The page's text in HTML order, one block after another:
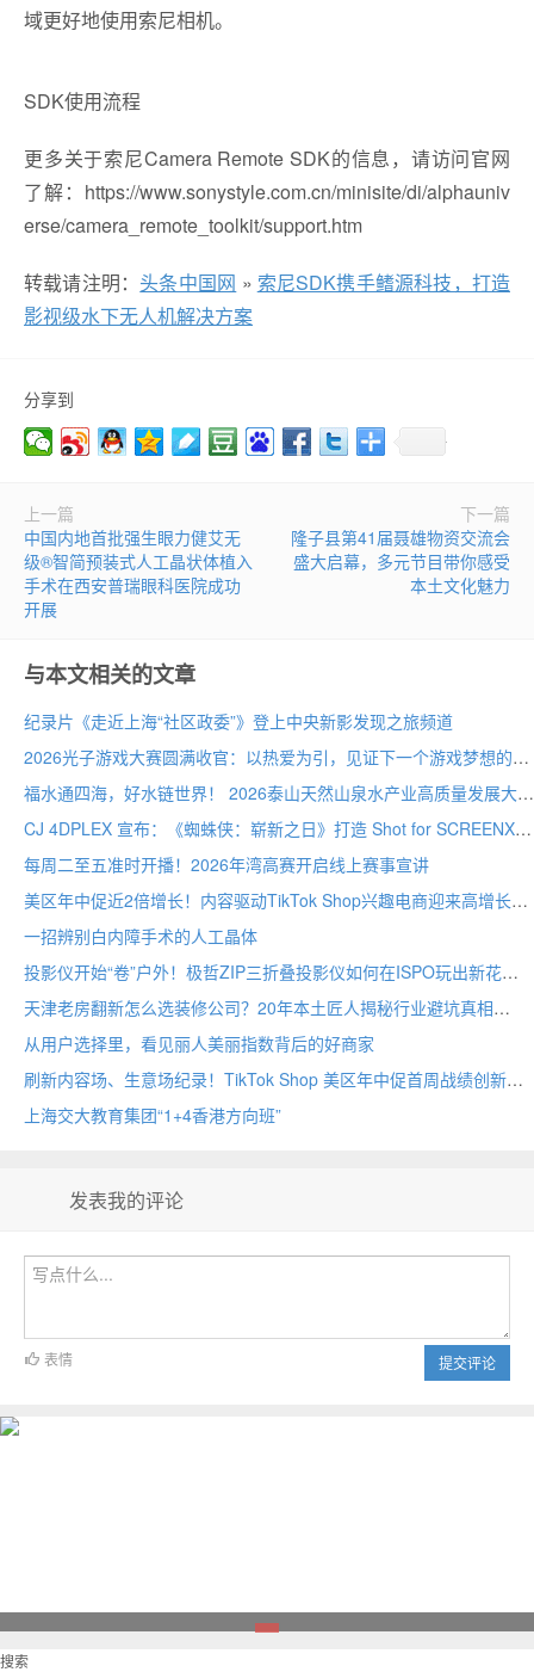
域更好地使用索尼相机。
SDK使用流程
更多关于索尼Camera Remote SDK的信息，请访问官网
了解：https://www.sonystyle.com.cn/minisite/di/alphauniv
erse/camera_remote_toolkit/support.htm
转载请注明： 头条中国网 » 索尼SDK携手鳍源科技，打造
影视级水下无人机解决方案
分享到
上一篇
中国内地首批强生眼力健艾无
级®智简预装式人工晶状体植入
手术在西安普瑞眼科医院成功
开展
下一篇
隆子县第41届聂雄物资交流会
盛大启幕，多元节目带你感受
本土文化魅力
与本文相关的文章
纪录片《走近上海“社区政委”》登上中央新影发现之旅频道
2026光子游戏大赛圆满收官：以热爱为引，见证下一个游戏梦想的诞生
福水通四海，好水链世界！ 2026泰山天然山泉水产业高质量发展大会圆满举行
CJ 4DPLEX 宣布：《蜘蛛侠：崭新之日》打造 Shot for SCREENX 专属版本
每周二至五准时开播！2026年湾高赛开启线上赛事宣讲
美区年中促近2倍增长！内容驱动TikTok Shop兴趣电商迎来高增长
一招辨别白内障手术的人工晶体
投影仪开始“卷”户外！极哲ZIP三折叠投影仪如何在ISPO玩出新花样？
天津老房翻新怎么选装修公司？20年本土匠人揭秘行业避坑真相
从用户选择里，看见丽人美丽指数背后的好商家
刷新内容场、生意场纪录！TikTok Shop 美区年中促首周战绩创新高
上海交大教育集团“1+4香港方向班”
发表我的评论
提交评论
表情
搜索